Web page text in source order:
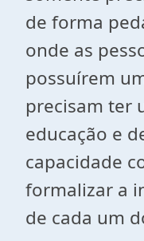
de forma
onde as
possuírem
precisam ter
educação e
capacidade
formalizar a
de cada um